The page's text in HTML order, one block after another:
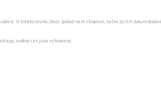
U tohoto druhu zboží, pokud není skladem, nelze zjistit datum
změny cen jsou vyhrazeny.